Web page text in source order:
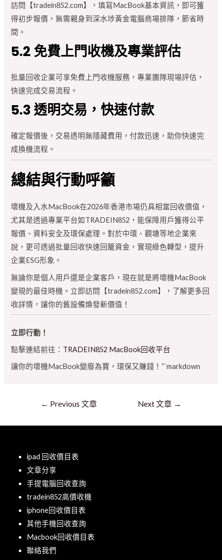
訪問【tradein852.com】，填寫MacBook基本資訊，即可獲
得初步報價，無需親身到深水埗黃金電腦商場排隊，節省時
間。
5.2 免費上門收機及專業評估
批量回收企業可享免費上門收機服務，專業團隊現場評估，
快速完成交易流程。
5.3 透明交易，快速付款
確定報價後，交易透明無隱藏費用，付款迅速，助你快速完
成換機流程。
總結與行動呼籲
壞機及入水MacBook在2026年香港市場仍具相當回收價值，
尤其是透過專業平台如TRADEIN852，能保障用戶獲得公平
報價、資料安全及環保處理。對於中環、觀塘等地企業來
說，更可透過批量回收快速回籠資金，實現綠色轉型，提升
企業ESG形象。
無論你是個人用戶還是企業客戶，現在就是將壞機MacBook
變現的最佳時機。立即訪問【tradein852.com】，了解更多回
收詳情，讓你的舊設備煥發新價值！
立即行動！
點擊連結前往： TRADEIN852 MacBook回收平台
讓你的壞機MacBook變廢為寶，環保又賺錢！“`markdown
← Previous 文章 Next 文章 →
ipad 回收價目表
文章分享
手提電腦回收查詢
tradein852高價收機
iphone回收價目表
其他手機回收查詢
Macbook回收價目表
聯絡我們